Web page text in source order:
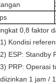
0,8 faktor
1) Kondisi
2) ESP: Standby
3) PRP: Operasi
diizinkan 1 jam /